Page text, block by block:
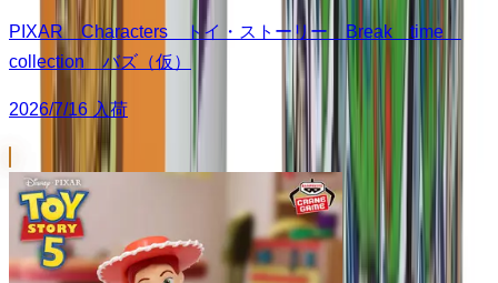
PIXAR Characters トイ・ストーリー Break time
collection バズ（仮）
2026/7/16 入荷